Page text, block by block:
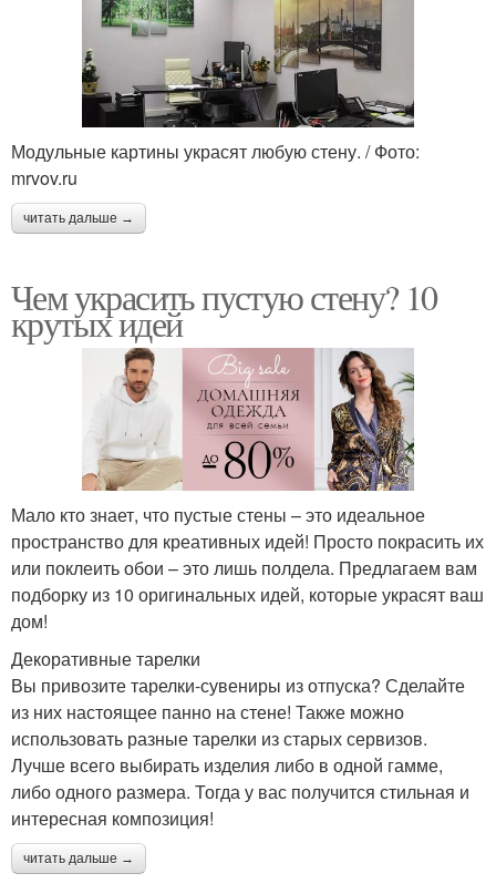
Модульные картины украсят любую стену. / Фото:
mrvov.ru
читать дальше →
Чем украсить пустую стену? 10
крутых идей
Мало кто знает, что пустые стены – это идеальное
пространство для креативных идей! Просто покрасить их
или поклеить обои – это лишь полдела. Предлагаем вам
подборку из 10 оригинальных идей, которые украсят ваш
дом!
Декоративные тарелки
Вы привозите тарелки-сувениры из отпуска? Сделайте
из них настоящее панно на стене! Также можно
использовать разные тарелки из старых сервизов.
Лучше всего выбирать изделия либо в одной гамме,
либо одного размера. Тогда у вас получится стильная и
интересная композиция!
читать дальше →